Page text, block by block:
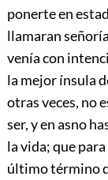
ponerte en
llamaran
venía con
la mejor ínsula
otras veces, no
ser, y en asno
la vida; que
último término